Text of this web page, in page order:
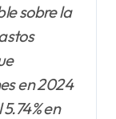
sobre la
en 2024
en